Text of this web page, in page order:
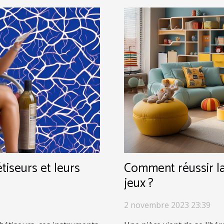
et leurs Comment réussir
jeux ?
2 novembre 2023 23:39